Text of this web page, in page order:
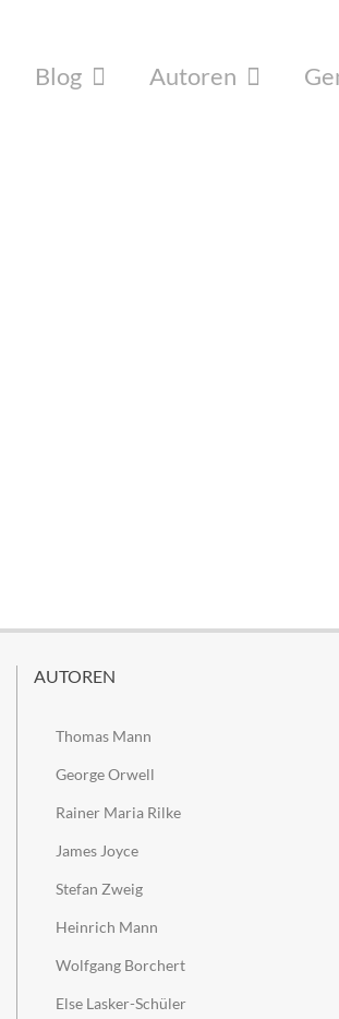
Blog Autoren
AUTOREN
Thomas Mann
George Orwell
Rainer Maria Rilke
James Joyce
Stefan Zweig
Heinrich Mann
Wolfgang Borchert
Else Lasker-Schüler